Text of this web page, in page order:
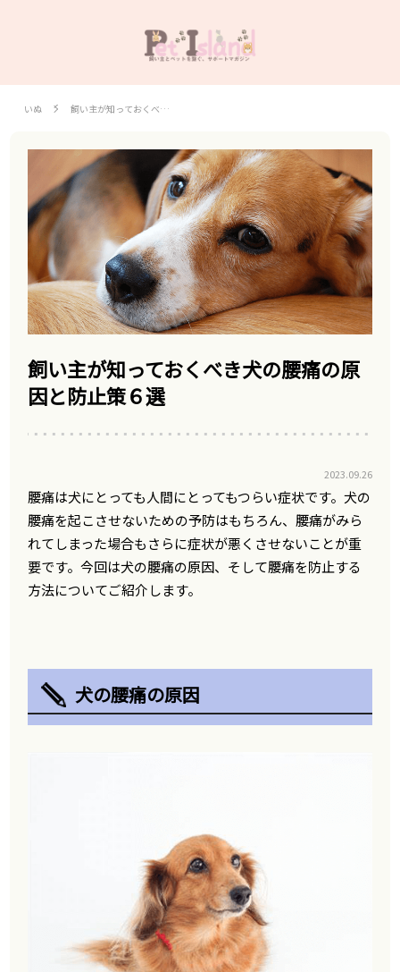
いぬ 飼い主が知っておくべ…
飼い主が知っておくべき犬の腰痛の原
因と防止策６選
2023.09.26
腰痛は犬にとっても人間にとってもつらい症状です。犬の
腰痛を起こさせないための予防はもちろん、腰痛がみら
れてしまった場合もさらに症状が悪くさせないことが重
要です。今回は犬の腰痛の原因、そして腰痛を防止する
方法についてご紹介します。
犬の腰痛の原因